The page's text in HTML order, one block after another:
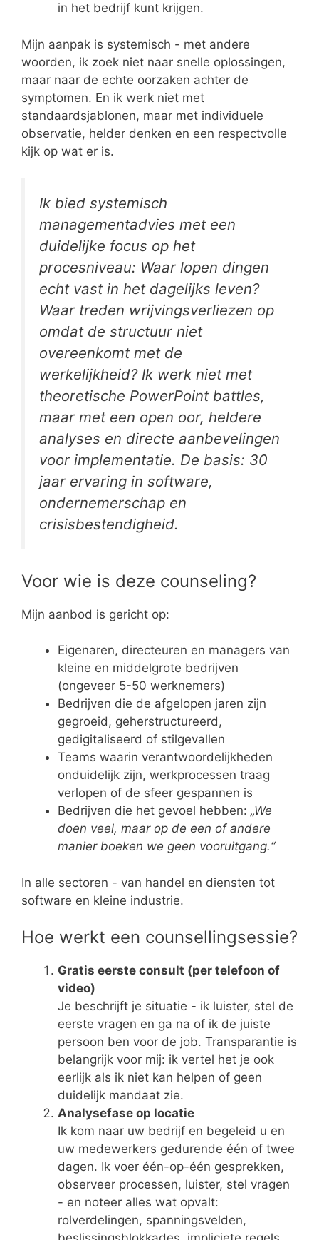
in het bedrijf kunt krijgen.
Mijn aanpak is systemisch - met andere
woorden, ik zoek niet naar snelle oplossingen,
maar naar de echte oorzaken achter de
symptomen. En ik werk niet met
standaardsjablonen, maar met individuele
observatie, helder denken en een respectvolle
kijk op wat er is.
Ik bied systemisch
managementadvies met een
duidelijke focus op het
procesniveau: Waar lopen dingen
echt vast in het dagelijks leven?
Waar treden wrijvingsverliezen op
omdat de structuur niet
overeenkomt met de
werkelijkheid? Ik werk niet met
theoretische PowerPoint battles,
maar met een open oor, heldere
analyses en directe aanbevelingen
voor implementatie. De basis: 30
jaar ervaring in software,
ondernemerschap en
crisisbestendigheid.
Voor wie is deze counseling?
Mijn aanbod is gericht op:
Eigenaren, directeuren en managers van
kleine en middelgrote bedrijven
(ongeveer 5-50 werknemers)
Bedrijven die de afgelopen jaren zijn
gegroeid, geherstructureerd,
gedigitaliseerd of stilgevallen
Teams waarin verantwoordelijkheden
onduidelijk zijn, werkprocessen traag
verlopen of de sfeer gespannen is
Bedrijven die het gevoel hebben: „We
doen veel, maar op de een of andere
manier boeken we geen vooruitgang.“
In alle sectoren - van handel en diensten tot
software en kleine industrie.
Hoe werkt een counsellingsessie?
Gratis eerste consult (per telefoon of
video)
Je beschrijft je situatie - ik luister, stel de
eerste vragen en ga na of ik de juiste
persoon ben voor de job. Transparantie is
belangrijk voor mij: ik vertel het je ook
eerlijk als ik niet kan helpen of geen
duidelijk mandaat zie.
Analysefase op locatie
Ik kom naar uw bedrijf en begeleid u en
uw medewerkers gedurende één of twee
dagen. Ik voer één-op-één gesprekken,
observeer processen, luister, stel vragen
- en noteer alles wat opvalt:
rolverdelingen, spanningsvelden,